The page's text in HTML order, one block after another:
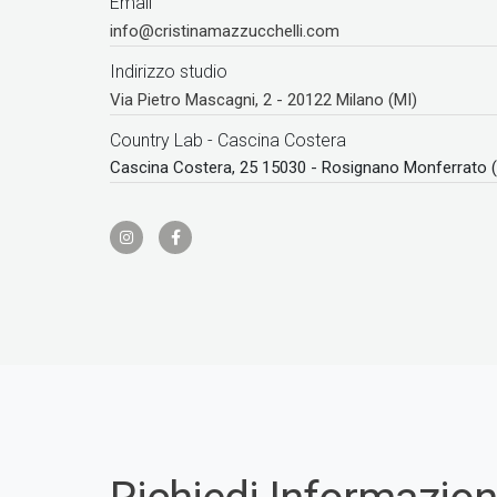
info@cristinamazzucchelli.com
Indirizzo studio
Via Pietro Mascagni, 2 - 20122 Milano (MI)
Country Lab - Cascina Costera
Cascina Costera, 25 15030 - Rosignano Monferrato